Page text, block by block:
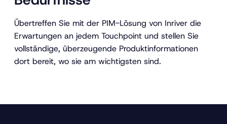
Übertreffen Sie mit der PIM-Lösung von Inriver die
Erwartungen an jedem Touchpoint und stellen Sie
vollständige, überzeugende Produktinformationen
dort bereit, wo sie am wichtigsten sind.